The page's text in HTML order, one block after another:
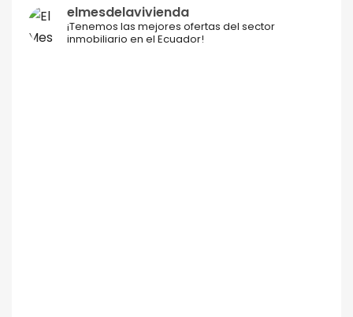
elmesdelavivienda
¡Tenemos las mejores ofertas del sector
inmobiliario en el Ecuador!